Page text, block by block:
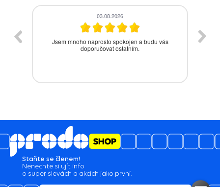
vás
28.07.2026
Bezproblémová komunikace, rychlé vyřešení
drobného problému.
Staňte se členem!
Nenechte si ujít info
o super slevách a akcích jako první.